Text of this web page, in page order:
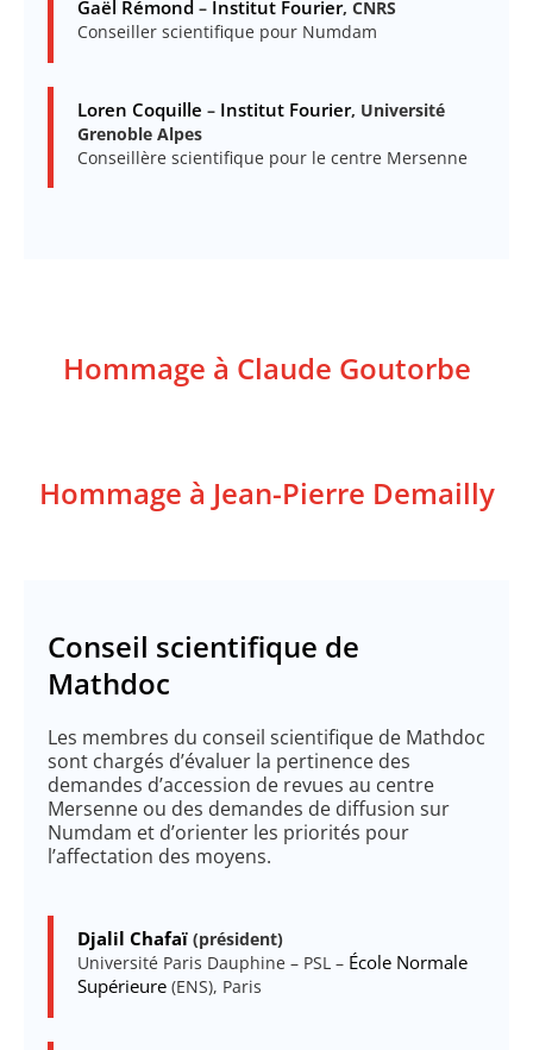
Gaël Rémond – Institut Fourier, CNRS
Conseiller scientifique pour Numdam
Loren Coquille – Institut Fourier, Université
Grenoble Alpes
Conseillère scientifique pour le centre Mersenne
Hommage à Claude Goutorbe
Hommage à Jean-Pierre Demailly
Conseil scientifique de
Mathdoc
Les membres du conseil scientifique de Mathdoc
sont chargés d’évaluer la pertinence des
demandes d’accession de revues au centre
Mersenne ou des demandes de diffusion sur
Numdam et d’orienter les priorités pour
l’affectation des moyens.
Djalil Chafaï (président)
Université Paris Dauphine – PSL – École Normale
Supérieure (ENS), Paris